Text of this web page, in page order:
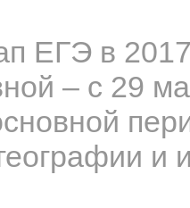
ЕГЭ в
– с 29